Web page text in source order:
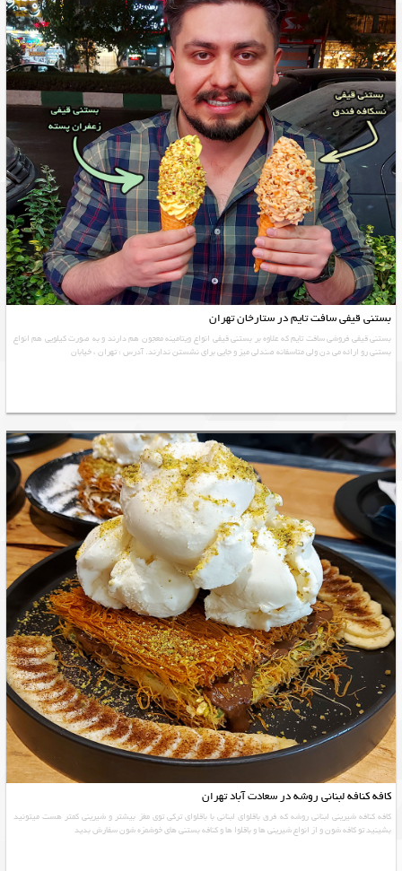
بستنی قیفی سافت تایم در ستارخان تهران
بستنی قیفی فروشی سافت تایم که علاوه بر بستنی قیفی انواع ویتامینه معجون هم دارند و به صورت کیلویی هم انواع
بستنی رو ارائه می دن ولی متاسفانه صندلی میز و جایی برای نشستن ندارند. آدرس : تهران ، خیابان
کافه کنافه لبنانی روشه در سعادت آباد تهران
کافه کنافه شیرینی لبنانی روشه که فرق باقلوای لبنانی با باقلوای ترکی توی مغز بیشتر و شیرینی کمتر هست میتونید
بشینید تو کافه شون و از انواع شیرینی ها و باقلوا ها و کنافه بستنی های خوشمزه شون سفارش بدید